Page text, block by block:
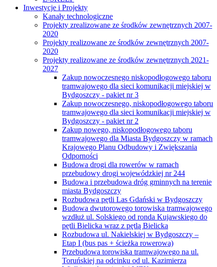
Inwestycje i Projekty
Kanały technologiczne
Projekty zrealizowane ze środków zewnętrznych 2007-
2020
Projekty realizowane ze środków zewnętrznych 2007-
2020
Projekty realizowane ze środków zewnętrznych 2021-
2027
Zakup nowoczesnego niskopodłogowego taboru
tramwajowego dla sieci komunikacji miejskiej w
Bydgoszczy - pakiet nr 3
Zakup nowoczesnego, niskopodłogowego taboru
tramwajowego dla sieci komunikacji miejskiej w
Bydgoszczy - pakiet nr 2
Zakup nowego, niskopodłogowego taboru
tramwajowego dla Miasta Bydgoszczy w ramach
Krajowego Planu Odbudowy i Zwiększania
Odporności
Budowa drogi dla rowerów w ramach
przebudowy drogi wojewódzkiej nr 244
Budowa i przebudowa dróg gminnych na terenie
miasta Bydgoszczy
Rozbudowa pętli Las Gdański w Bydgoszczy
Budowa dwutorowego torowiska tramwajowego
wzdłuż ul. Solskiego od ronda Kujawskiego do
pętli Bielicka wraz z pętlą Bielicka
Rozbudowa ul. Nakielskiej w Bydgoszczy –
Etap I (bus pas + ścieżka rowerowa)
Przebudowa torowiska tramwajowego na ul.
Toruńskiej na odcinku od ul. Kazimierza